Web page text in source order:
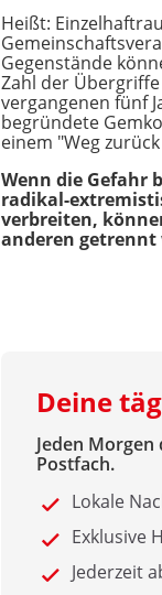
Heißt:
Gegenstände
Zahl der
vergangenen fünf
begründete
einem "Weg
Wenn die Gefahr
radikal-
verbreiten,
anderen getrennt
Deine
Jeden
Postfach.
Lokale
Exklusive
Jederzeit